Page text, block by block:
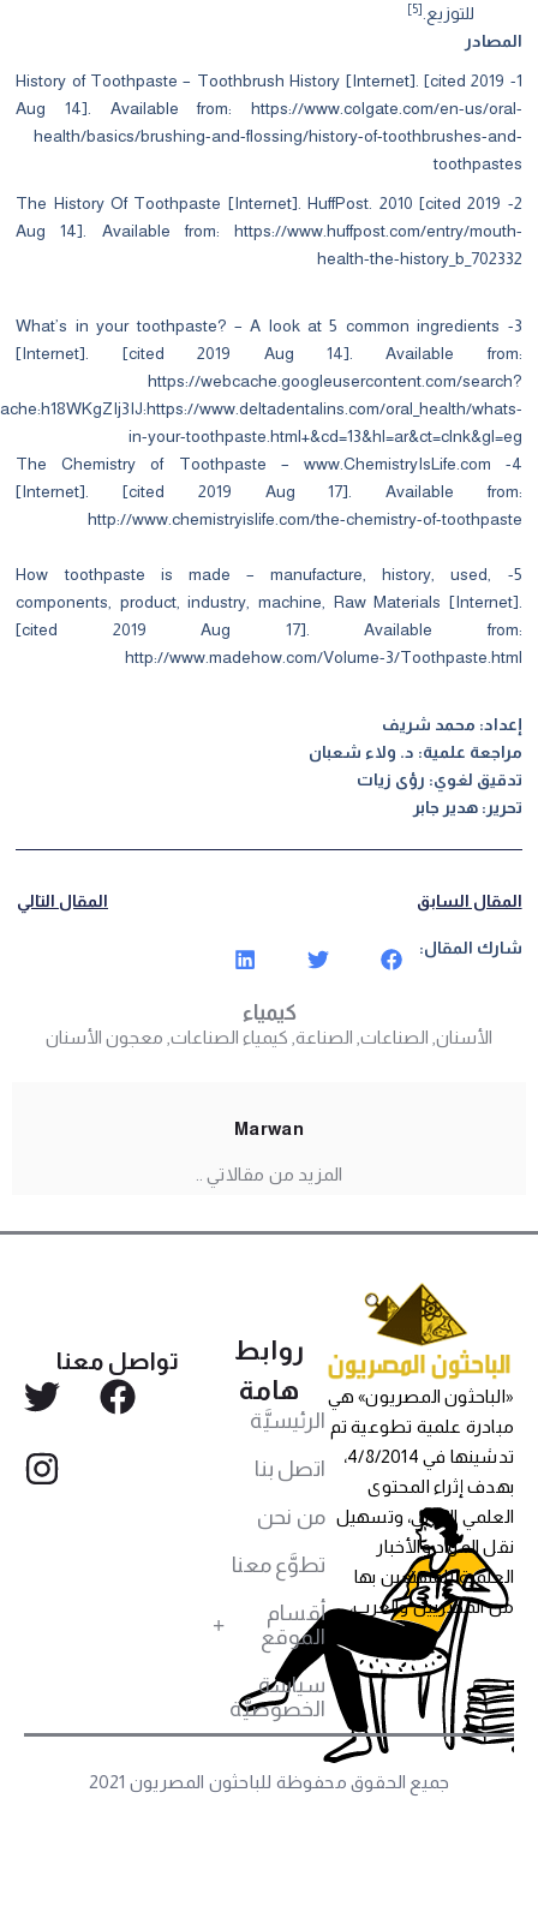
للتوزيع.[5]
1- History of Toothpaste – Toothbrush History [Internet]. [cited 2019
Aug 14]. Available from: https://www.colgate.com/en-us/
health/basics/brushing-and-flossing/history-of-toothbrushes-
2- The History Of Toothpaste [Internet]. HuffPost. 2010 [cited 2019
Aug 14]. Available from:https://www.huffpost.com/entry/
health-the-
3- What’s in your toothpaste? – A look at 5 common ingredients
[Internet]. [cited 2019 Aug 14]. Available
https://webcache.googleusercontent.com/
q=cache:h18WKgZIj3IJ:https://www.deltadentalins.com/oral_health/
in-your-
4- The Chemistry of Toothpaste – www.ChemistryIsLife.com
[Internet]. [cited 2019 Aug 17]. Available
http://www.chemistryislife.com/the-chemistry-of-
5- How toothpaste is made – manufacture, history, used,
components, product, industry, machine, Raw Materials
[cited 2019 Aug 17]. Available
http://www.madehow.com/Volume-3/
محمد شريف
علمية: د. ولاء شعبان
لغوي: رؤى زيات
هدير جابر
السابق المقال التالي
المقال:
كيمياء
الأسنان ,الصناعات,الصناعة,كيمياء الصناعات,معجون الأسنان
Marwan
المزيد من مقالاتي ..
المصريون» هي
علمية تطوعية تم
تدشينها في 4/8/2014،
إثراء المحتوى
العربي، وتسهيل
المواد والأخبار
للمهتمين بها
المصريين والعرب،
روابط
هامة
الرئيسيَّة
اتصل بنا
من نحن
تطوَّع معنا
أقسام
الموقع
سياسة
الخصوصيَّة
تواصل معنا
جميع الحقوق محفوظة للباحثون المصريون 2021